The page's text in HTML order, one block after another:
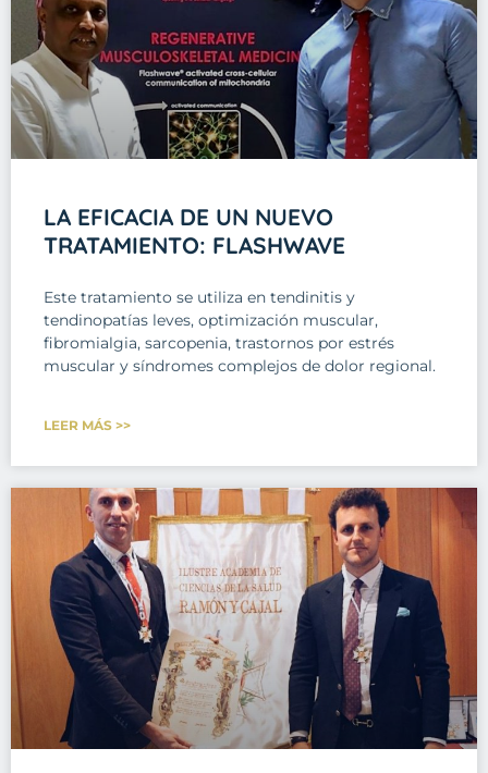
LA EFICACIA DE UN NUEVO
TRATAMIENTO: FLASHWAVE
Este tratamiento se utiliza en tendinitis y
tendinopatías leves, optimización muscular,
fibromialgia, sarcopenia, trastornos por estrés
muscular y síndromes complejos de dolor regional.
LEER MÁS >>